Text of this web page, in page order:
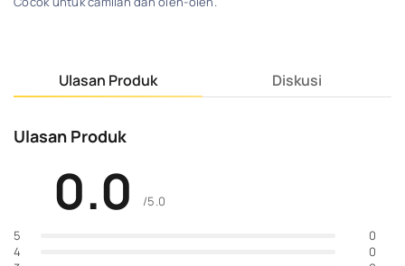
Ulasan Produk Diskusi
Ulasan Produk
0.0 /5.0
5
0
4
0